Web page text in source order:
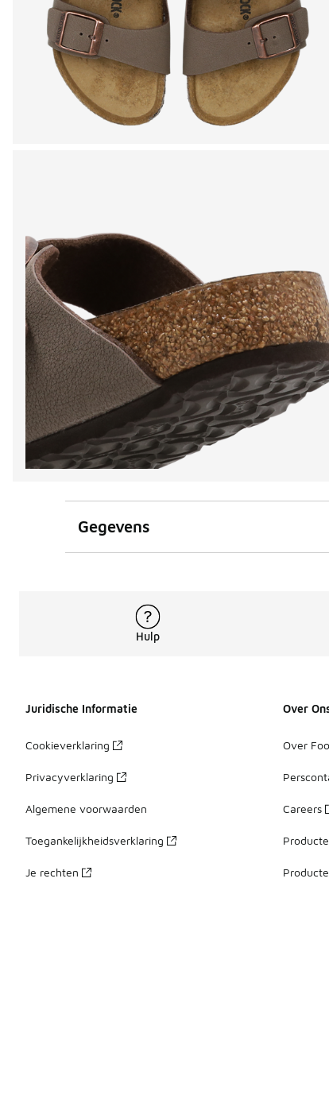
Gegevens
Hulp
Juridische Informatie
Cookieverklaring
Privacyverklaring
Algemene voorwaarden
Toegankelijkheidsverklaring
Je rechten
Over
Over
Careers